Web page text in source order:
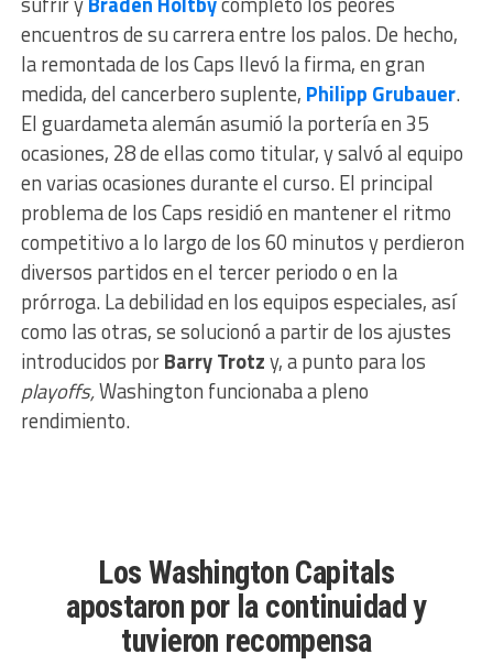
encuentros de su carrera entre los palos. De hecho,
la remontada de los Caps llevó la firma, en gran
medida, del cancerbero suplente, Philipp Grubauer.
El guardameta alemán asumió la portería en 35
ocasiones, 28 de ellas como titular, y salvó al equipo
en varias ocasiones durante el curso. El principal
problema de los Caps residió en mantener el ritmo
competitivo a lo largo de los 60 minutos y perdieron
diversos partidos en el tercer periodo o en la
prórroga. La debilidad en los equipos especiales, así
como las otras, se solucionó a partir de los ajustes
introducidos porBarry Trotzy, a punto para los
playoffs,Washington funcionaba a pleno
rendimiento.
Los Washington Capitals
apostaron por la continuidad y
tuvieron recompensa